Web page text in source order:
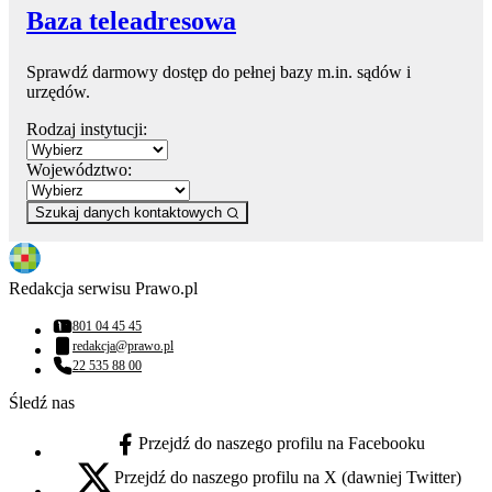
Baza teleadresowa
Sprawdź darmowy dostęp do pełnej bazy m.in. sądów i
urzędów.
Rodzaj instytucji:
Województwo:
Szukaj danych kontaktowych
Redakcja serwisu Prawo.pl
Numer telefonu:
801 04 45 45
Adres email:
redakcja@prawo.pl
Numer telefonu:
22 535 88 00
Śledź nas
facebook - otwiera się w nowej karcie
Przejdź do naszego profilu na Facebooku
x - otwiera się w nowej karcie
Przejdź do naszego profilu na X (dawniej Twitter)